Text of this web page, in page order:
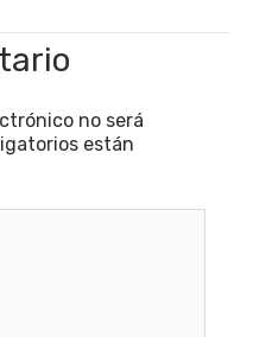
no será
están